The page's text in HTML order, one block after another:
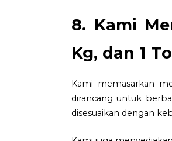
8. Kami
Kg, dan 1
Kami memasarkan
dirancang untuk
disesuaikan dengan